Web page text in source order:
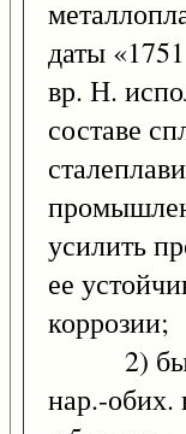
даты
вр. Н.
составе
усилить
ее
коррозии;
2)
нар.-обих.